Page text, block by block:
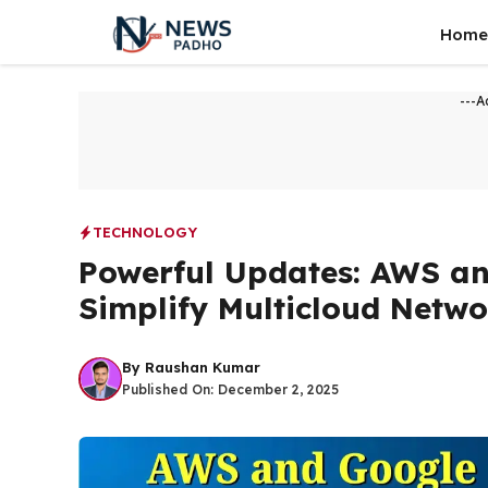
content
Home
---
TECHNOLOGY
Powerful Updates: AWS
Simplify Multicloud
By Raushan Kumar
Published On: December 2, 2025